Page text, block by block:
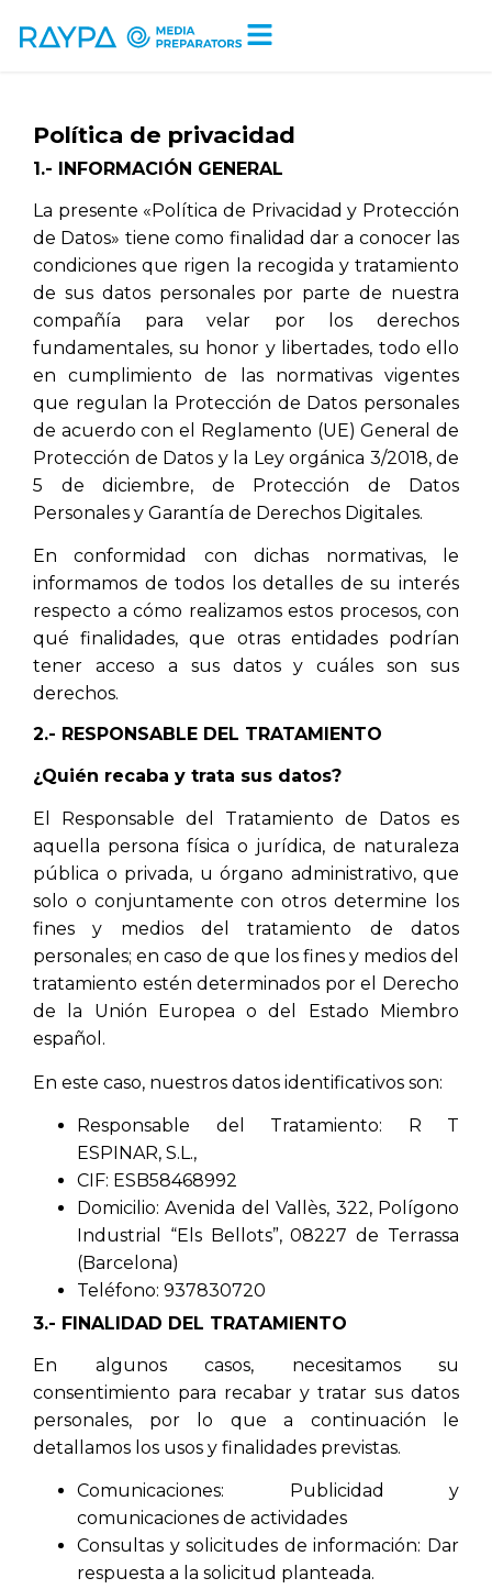
Política de privacidad
1.- INFORMACIÓN GENERAL
La presente «Política de Privacidad y Protección
de Datos» tiene como finalidad dar a conocer las
condiciones que rigen la recogida y tratamiento
de sus datos personales por parte de nuestra
compañía para velar por los derechos
fundamentales, su honor y libertades, todo ello
en cumplimiento de las normativas vigentes
que regulan la Protección de Datos personales
de acuerdo con el Reglamento (UE) General de
Protección de Datos y la Ley orgánica 3/2018, de
5 de diciembre, de Protección de Datos
Personales y Garantía de Derechos Digitales.
En conformidad con dichas normativas, le
informamos de todos los detalles de su interés
respecto a cómo realizamos estos procesos, con
qué finalidades, que otras entidades podrían
tener acceso a sus datos y cuáles son sus
derechos.
2.- RESPONSABLE DEL TRATAMIENTO
¿Quién recaba y trata sus datos?
El Responsable del Tratamiento de Datos es
aquella persona física o jurídica, de naturaleza
pública o privada, u órgano administrativo, que
solo o conjuntamente con otros determine los
fines y medios del tratamiento de datos
personales; en caso de que los fines y medios del
tratamiento estén determinados por el Derecho
de la Unión Europea o del Estado Miembro
español.
En este caso, nuestros datos identificativos son:
Responsable del Tratamiento: R T
ESPINAR, S.L.,
CIF: ESB58468992
Domicilio: Avenida del Vallès, 322, Polígono
Industrial “Els Bellots”, 08227 de Terrassa
(Barcelona)
Teléfono: 937830720
3.- FINALIDAD DEL TRATAMIENTO
En algunos casos, necesitamos su
consentimiento para recabar y tratar sus datos
personales, por lo que a continuación le
detallamos los usos y finalidades previstas.
Comunicaciones: Publicidad y
comunicaciones de actividades
Consultas y solicitudes de información: Dar
respuesta a la solicitud planteada.